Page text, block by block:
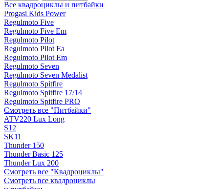
Все квадроциклы и питбайки
Progasi Kids Power
Regulmoto Five
Regulmoto Five Em
Regulmoto Pilot
Regulmoto Pilot Ea
Regulmoto Pilot Em
Regulmoto Seven
Regulmoto Seven Medalist
Regulmoto Spitfire
Regulmoto Spitfire 17/14
Regulmoto Spitfire PRO
Смотреть все "Питбайки"
ATV220 Lux Long
S12
SK11
Thunder 150
Thunder Basic 125
Thunder Lux 200
Смотреть все "Квадроциклы"
Смотреть все квадроциклы